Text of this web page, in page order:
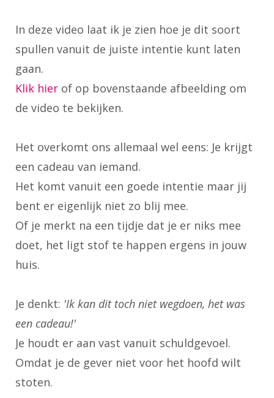
In deze video laat ik je zien hoe je dit soort
spullen vanuit de juiste intentie kunt laten
gaan.
Klik hier of op bovenstaande afbeelding om
de video te bekijken.
Het overkomt ons allemaal wel eens: Je krijgt
een cadeau van iemand.
Het komt vanuit een goede intentie maar jij
bent er eigenlijk niet zo blij mee.
Of je merkt na een tijdje dat je er niks mee
doet, het ligt stof te happen ergens in jouw
huis.
Je denkt: 'Ik kan dit toch niet wegdoen, het was
een cadeau!'
Je houdt er aan vast vanuit schuldgevoel.
Omdat je de gever niet voor het hoofd wilt
stoten.